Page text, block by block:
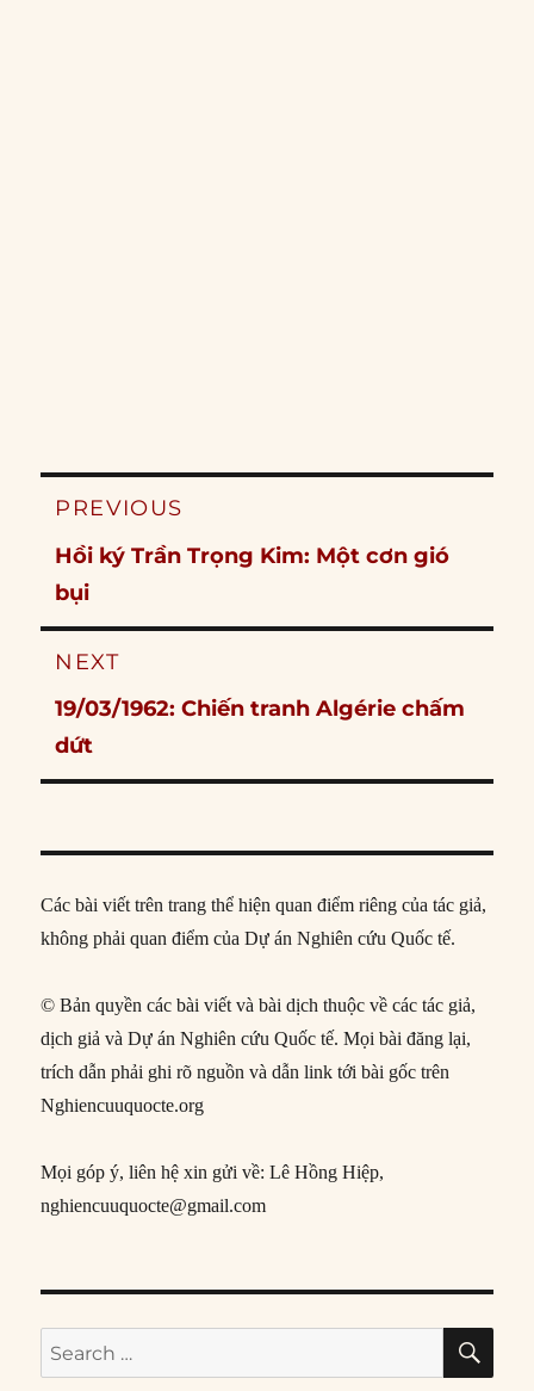
Post
PREVIOUS
Previous
post:
Hồi ký Trần Trọng Kim: Một cơn gió
bụi
NEXT
Next
post:
19/03/1962: Chiến tranh Algérie chấm
dứt
Các bài viết trên trang thể hiện quan điểm riêng của tác giả,
không phải quan điểm của Dự án Nghiên cứu Quốc tế.
© Bản quyền các bài viết và bài dịch thuộc về các tác giả,
dịch giả và Dự án Nghiên cứu Quốc tế. Mọi bài đăng lại,
trích dẫn phải ghi rõ nguồn và dẫn link tới bài gốc trên
Nghiencuuquocte.org
Mọi góp ý, liên hệ xin gửi về: Lê Hồng Hiệp,
nghiencuuquocte@gmail.com
Search
for: